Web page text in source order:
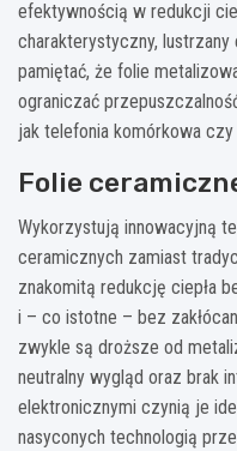
efektywnością w redukcji
charakterystyczny,
pamiętać, że folie
ograniczać
jak telefonia komórkowa czy
Folie
Wykorzystują innowacyjną
ceramicznych zamiast
znakomitą redukcję ciepła
i – co istotne – bez
zwykle są droższe od
neutralny wygląd oraz brak
elektronicznymi czynią je
nasyconych technologią